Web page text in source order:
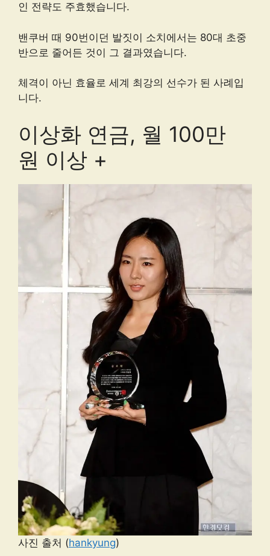
인 전략도 주효했습니다.
밴쿠버 때 90번이던 발짓이 소치에서는 80대 초중
반으로 줄어든 것이 그 결과였습니다.
체격이 아닌 효율로 세계 최강의 선수가 된 사례입
니다.
이상화 연금, 월 100만
원 이상 +
사진 출처 (hankyung)